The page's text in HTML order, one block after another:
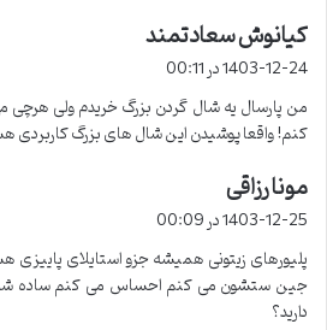
کیانوش سعادتمند
:
1403-12-24 در 00:11
من پارسال یه شال گردن بزرگ خریدم ولی
کنم! واقعا پوشیدن این شال های بزرگ
مونا رزاقیف
ت
:
1403-12-25 در 00:09
پلیورهای زیتونی همیشه جزو استایلای پاییزی
جین ستشون می کنم احساس می کنم ساده
دارید؟